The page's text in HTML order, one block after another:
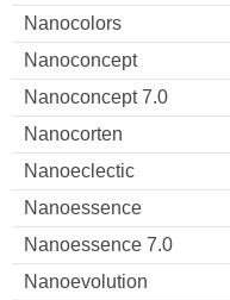
Nanocolors
Nanoconcept
Nanoconcept 7.0
Nanocorten
Nanoeclectic
Nanoessence
Nanoessence 7.0
Nanoevolution